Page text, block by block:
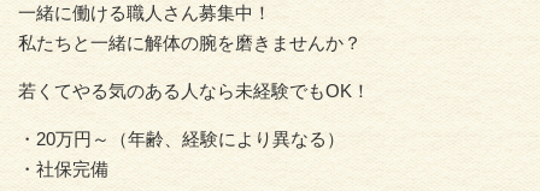
一緒に働ける職人さん募集中！
私たちと一緒に解体の腕を磨きませんか？
若くてやる気のある人なら未経験でもOK！
・20万円～（年齢、経験により異なる）
・社保完備